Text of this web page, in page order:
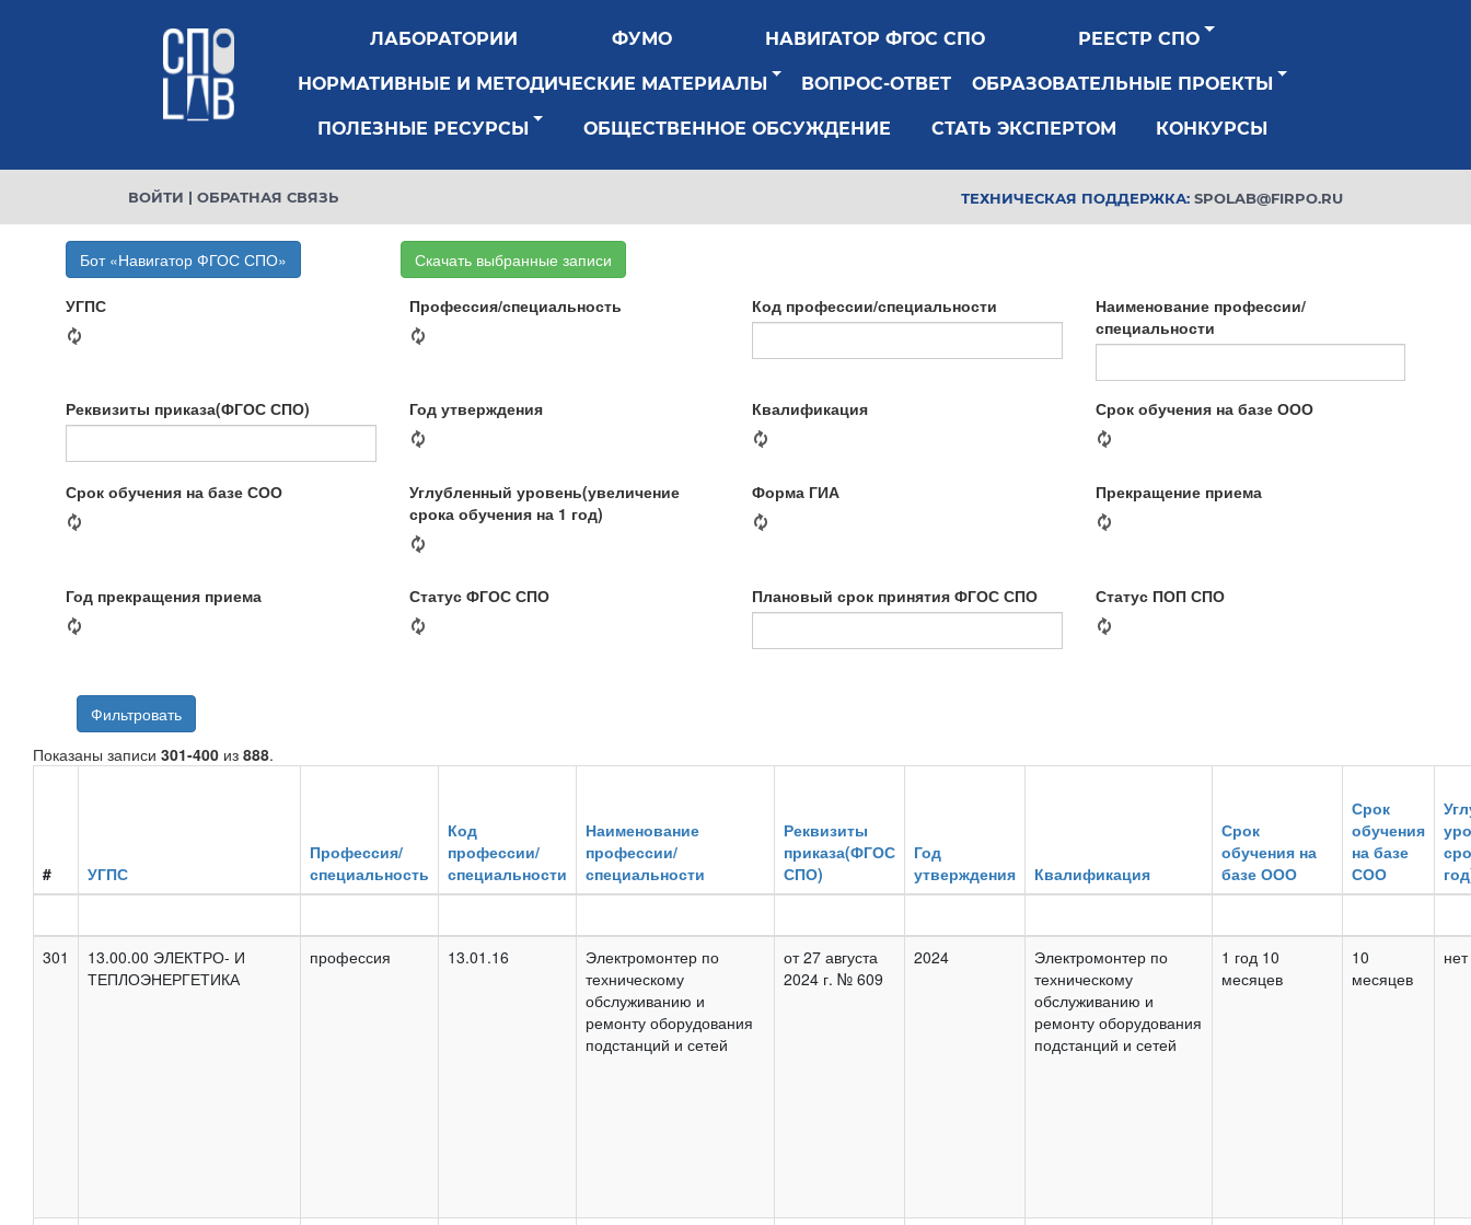
ЛАБОРАТОРИИ ФУМО НАВИГАТОР ФГОС СПО РЕЕСТР СПО
НОРМАТИВНЫЕ И МЕТОДИЧЕСКИЕ МАТЕРИАЛЫ ВОПРОС-ОТВЕТ ОБРАЗОВАТЕЛЬНЫЕ ПРОЕКТЫ
ПОЛЕЗНЫЕ РЕСУРСЫ ОБЩЕСТВЕННОЕ ОБСУЖДЕНИЕ СТАТЬ ЭКСПЕРТОМ КОНКУРСЫ
ВОЙТИ | ОБРАТНАЯ СВЯЗЬ ТЕХНИЧЕСКАЯ ПОДДЕРЖКА: SPOLAB@FIRPO.RU
Бот «Навигатор ФГОС СПО» Скачать выбранные записи
УГПС Профессия/специальность Код профессии/специальности
Наименование профессии/
специальности
Реквизиты приказа(ФГОС СПО) Год утверждения Квалификация Срок обучения на базе ООО
Срок обучения на базе СОО
Углубленный уровень(увеличение
срока обучения на 1 год)
Форма ГИА Прекращение приема
Год прекращения приема Статус ФГОС СПО Плановый срок принятия ФГОС СПО Статус ПОП СПО
Фильтровать
Показаны записи 301-400 из 888.
# УГПС
Профессия/
специальность
Код
профессии/
специальности
Наименование
профессии/
специальности
Реквизиты
приказа(ФГОС
СПО)
Год
утверждения
Квалификация
Срок
обучения на
базе ООО
Срок
обучения
на базе
СОО
301
13.00.00 ЭЛЕКТРО- И
ТЕПЛОЭНЕРГЕТИКА
профессия 13.01.16
Электромонтер по
техническому
обслуживанию и
ремонту оборудования
подстанций и сетей
от 27 августа
2024 г. № 609
2024
Электромонтер по
техническому
обслуживанию и
ремонту оборудования
подстанций и сетей
1 год 10
месяцев
10
месяцев
нет